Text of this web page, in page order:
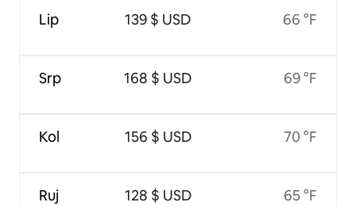
Lip
Srp
Kol
Ruj
139 $ USD
168 $ USD
156 $ USD
128 $ USD
66 °F
69 °F
70 °F
65 °F